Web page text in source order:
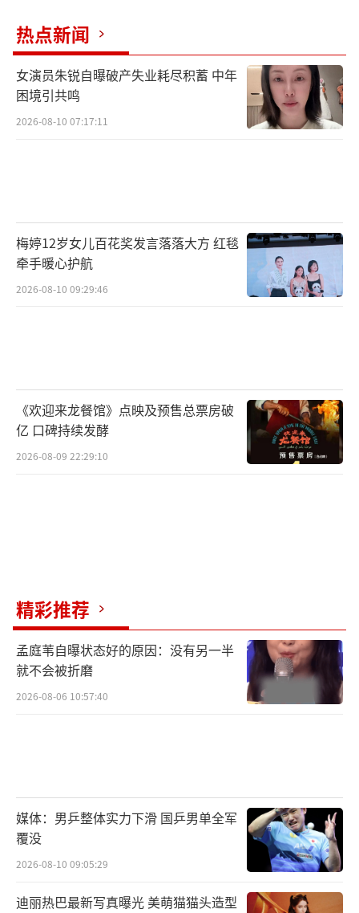
热点新闻
女演员朱锐自曝破产失业耗尽积蓄 中年
困境引共鸣
2026-08-10 07:17:11
梅婷12岁女儿百花奖发言落落大方 红毯
牵手暖心护航
2026-08-10 09:29:46
《欢迎来龙餐馆》点映及预售总票房破
亿 口碑持续发酵
2026-08-09 22:29:10
精彩推荐
孟庭苇自曝状态好的原因：没有另一半
就不会被折磨
2026-08-06 10:57:40
媒体：男乒整体实力下滑 国乒男单全军
覆没
2026-08-10 09:05:29
迪丽热巴最新写真曝光 美萌猫猫头造型